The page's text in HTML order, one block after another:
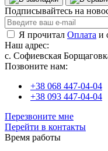
Подписывайтесь на
Я прочитал Оплата и
Наш адрес:
с. Софиевская
Позвоните нам:
+38 068 447-04-04
+38 093 447-04-04
Перезвоните мне
Перейти в контакты
Время работы